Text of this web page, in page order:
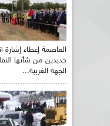
العاصمة إعطاء إشارة
جديدين من شأنها
الجهة الغربية...